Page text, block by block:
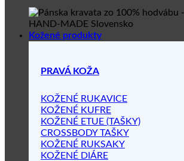
Kožené produkty
PRAVÁ KOŽA
KOŽENÉ RUKAVICE
KOŽENÉ KUFRE
KOŽENÉ ETUE (TAŠKY)
CROSSBODY TAŠKY
KOŽENÉ RUKSAKY
KOŽENÉ DIÁRE